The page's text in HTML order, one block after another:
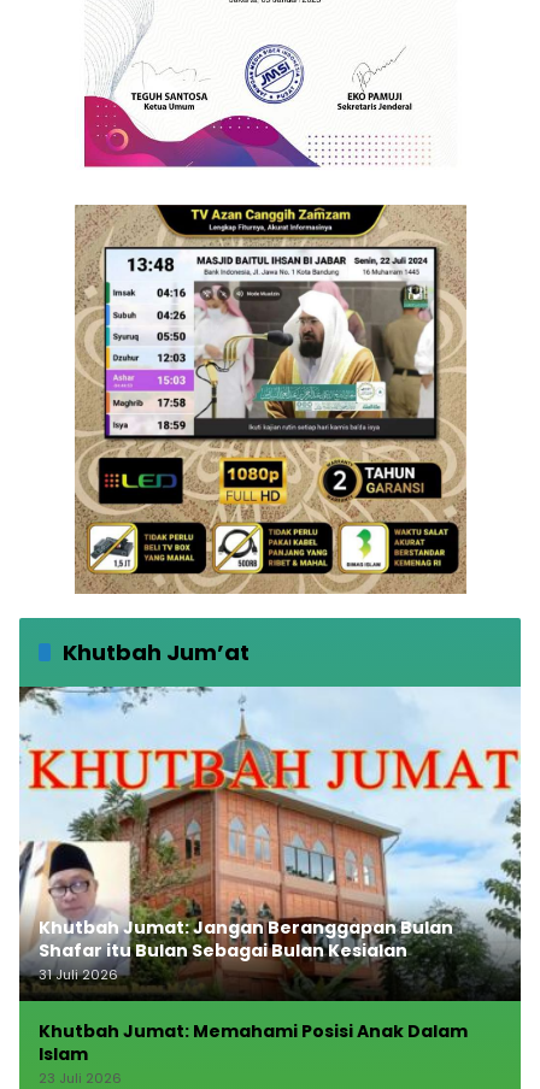
Khutbah Jum’at
Khutbah Jumat: Jangan Beranggapan Bulan
Shafar itu Bulan Sebagai Bulan Kesialan
31 Juli 2026
Khutbah Jumat: Memahami Posisi Anak Dalam
Islam
23 Juli 2026